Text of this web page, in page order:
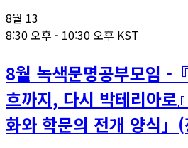
8월 13
8:30 오후 - 10:30 오후 KST
8월 녹색문명공부모임 -
흐까지, 다시 박테리아로
화와 학문의 전개 양식